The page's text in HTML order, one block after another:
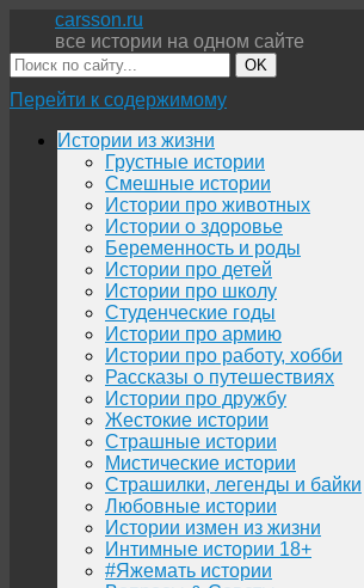
carsson.ru
все истории на одном сайте
OK
Перейти к содержимому
Истории из жизни
Грустные истории
Смешные истории
Истории про животных
Истории о здоровье
Беременность и роды
Истории про детей
Истории про школу
Студенческие годы
Истории про армию
Истории про работу, хобби
Рассказы о путешествиях
Истории про дружбу
Жестокие истории
Страшные истории
Мистические истории
Страшилки, легенды и байки
Любовные истории
Истории измен из жизни
Интимные истории 18+
#Яжемать истории